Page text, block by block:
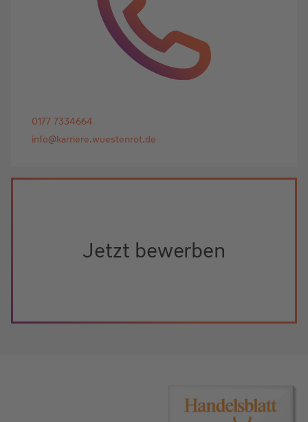
0177 7334664
info@karriere.wuestenrot.de
Jetzt bewerben